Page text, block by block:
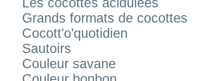
Les cocottes acidulées
Grands formats de cocottes
Cocott'o'quotidien
Sautoirs
Couleur savane